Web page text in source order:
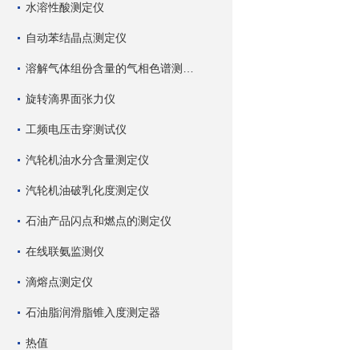
水溶性酸测定仪
自动苯结晶点测定仪
旋转滴界面张力仪
工频电压击穿测试仪
汽轮机油水分含量测定仪
汽轮机油破乳化度测定仪
石油产品闪点和燃点的测定仪
在线联氨监测仪
滴熔点测定仪
石油脂润滑脂锥入度测定器
热值